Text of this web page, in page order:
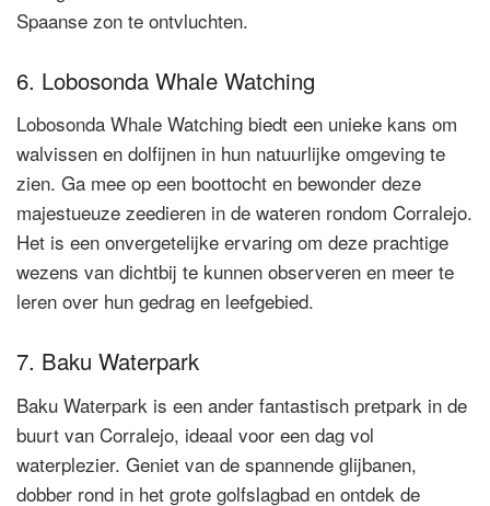
Spaanse zon te ontvluchten.
6. Lobosonda Whale Watching
Lobosonda Whale Watching biedt een unieke kans om
walvissen en dolfijnen in hun natuurlijke omgeving te
zien. Ga mee op een boottocht en bewonder deze
majestueuze zeedieren in de wateren rondom Corralejo.
Het is een onvergetelijke ervaring om deze prachtige
wezens van dichtbij te kunnen observeren en meer te
leren over hun gedrag en leefgebied.
7. Baku Waterpark
Baku Waterpark is een ander fantastisch pretpark in de
buurt van Corralejo, ideaal voor een dag vol
waterplezier. Geniet van de spannende glijbanen,
dobber rond in het grote golfslagbad en ontdek de